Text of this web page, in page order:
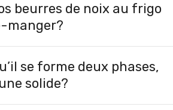
beurres de noix au frigo
manger?
se forme deux phases,
solide?